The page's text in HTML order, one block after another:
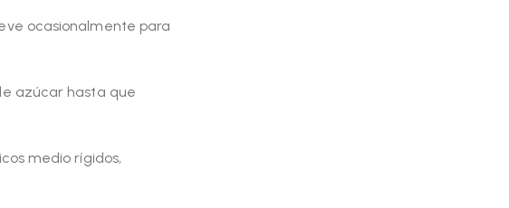
ocasionalmente para
azúcar hasta que
medio rígidos,